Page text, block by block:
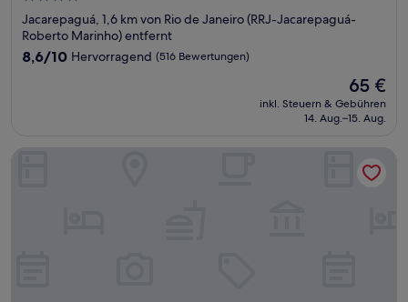
Sterne-
Unterkunft
Jacarepaguá, 1,6 km von Rio de Janeiro (RRJ-Jacarepaguá-
Roberto Marinho) entfernt
8.6
8,6/10 Hervorragend (516 Bewertungen)
Der
Preis
beträgt
65 €
inkl. Steuern & Gebühren
14. Aug.–15. Aug.
Apartment in Barra With Pool Vlm907